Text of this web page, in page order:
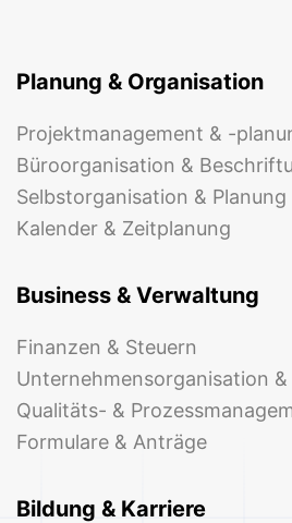
Planung & Organisation
Projektmanagement & -
Büroorganisation &
Selbstorganisation & Planung
Kalender & Zeitplanung
Business & Verwaltung
Finanzen & Steuern
Unternehmensorganisation
Qualitäts- &
Formulare & Anträge
Bildung & Karriere